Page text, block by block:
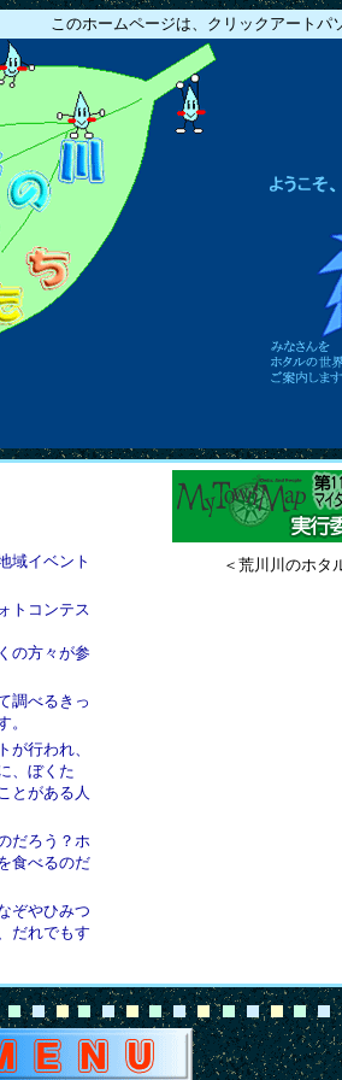
このホームページは、クリックアートパソ
域イベント
＜荒川川のホタ
トコンテス
の方々が参
調べるきっ
。
が行われ、
、ぼくた
とがある人
だろう？ホ
食べるのだ
ぞやひみつ
だれでもす